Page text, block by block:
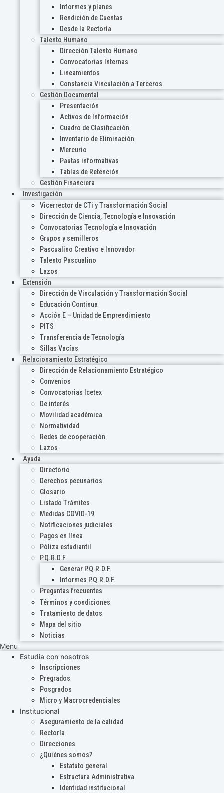
Informes y planes
Rendición de Cuentas
Desde la Rectoría
Talento Humano
Dirección Talento Humano
Convocatorias Internas
Lineamientos
Constancia Vinculación a Terceros
Gestión Documental
Presentación
Activos de Información
Cuadro de Clasificación
Inventario de Eliminación
Mercurio
Pautas informativas
Tablas de Retención
Gestión Financiera
Investigación
Vicerrector de CTi y Transformación Social
Dirección de Ciencia, Tecnología e Innovación
Convocatorias Tecnología e Innovación
Grupos y semilleros
Pascualino Creativo e Innovador
Talento Pascualino
Lazos
Extensión
Dirección de Vinculación y Transformación Social
Educación Continua
Acción E – Unidad de Emprendimiento
PITS
Transferencia de Tecnología
Sillas Vacías
Relacionamiento Estratégico
Dirección de Relacionamiento Estratégico
Convenios
Convocatorias Icetex
De interés
Movilidad académica
Normatividad
Redes de cooperación
Lazos
Ayuda
Directorio
Derechos pecunarios
Glosario
Listado Trámites
Medidas COVID-19
Notificaciones judiciales
Pagos en línea
Póliza estudiantil
P.Q.R.D.F
Generar P.Q.R.D.F.
Informes P.Q.R.D.F.
Preguntas frecuentes
Términos y condiciones
Tratamiento de datos
Mapa del sitio
Noticias
Menu
Estudia con nosotros
Inscripciones
Pregrados
Posgrados
Micro y Macrocredenciales
Institucional
Aseguramiento de la calidad
Rectoría
Direcciones
¿Quiénes somos?
Estatuto general
Estructura Administrativa
Identidad institucional